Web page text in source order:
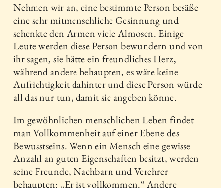
Nehmen wir an, eine bestimmte Person besäße
eine sehr mitmenschliche Gesinnung und
schenkte den Armen viele Almosen. Einige
Leute werden diese Person bewundern und von
ihr sagen, sie hätte ein freundliches Herz,
während andere behaupten, es wäre keine
Aufrichtigkeit dahinter und diese Person würde
all das nur tun, damit sie angeben könne.
Im gewöhnlichen menschlichen Leben findet
man Vollkommenheit auf einer Ebene des
Bewusstseins. Wenn ein Mensch eine gewisse
Anzahl an guten Eigenschaften besitzt, werden
seine Freunde, Nachbarn und Verehrer
behaupten: „Er ist vollkommen.“ Andere